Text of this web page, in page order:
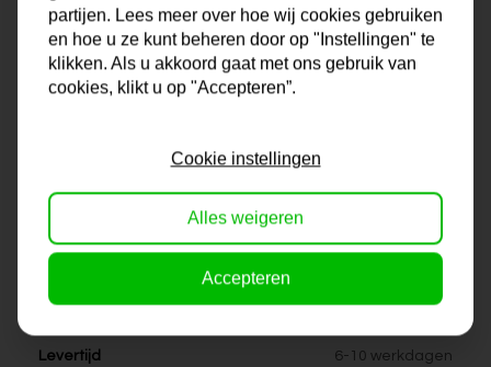
Korte omschrijving
Origineel schilderij van onze
eigen kunstenaars
Dikte 4 cm
Stijl kleurrijk, modern
Kleur rood, geel, zwart
Levertijd 6-10 werkdagen
partijen. Lees meer over hoe wij cookies gebruiken
en hoe u ze kunt beheren door op "Instellingen" te
klikken. Als u akkoord gaat met ons gebruik van
cookies, klikt u op "Accepteren”.
Cookie instellingen
Alles weigeren
Accepteren